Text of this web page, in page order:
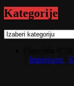
Kategorije
Kategorije
Impressum